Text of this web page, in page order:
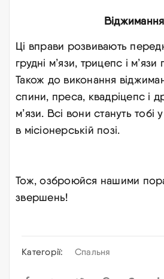
Віджимання
Ці вправи розвивають
грудні м’язи, трицепс і м’язи
Також до виконання
спини, преса, квадріцепс і
м’язи. Всі вони стануть тобі
в місіонерській позі.
Тож, озброюйся нашими
звершень!
Категорії: Спальня